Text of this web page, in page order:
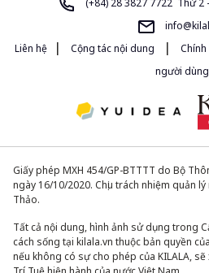
Liên hệ
| Cộng tác nội dung |
người dùng
Giấy phép MXH 454/GP-BTTTT do Bộ
ngày 16/10/2020. Chịu trách nhiệm quản
Thảo.
Tất cả nội dung, hình ảnh sử dụng trong
cách sống tại kilala.vn thuộc bản quyền
nếu không có sự cho phép của KILALA,